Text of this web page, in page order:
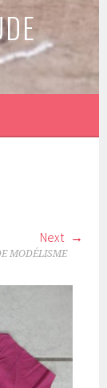
Next
MODÉLISME